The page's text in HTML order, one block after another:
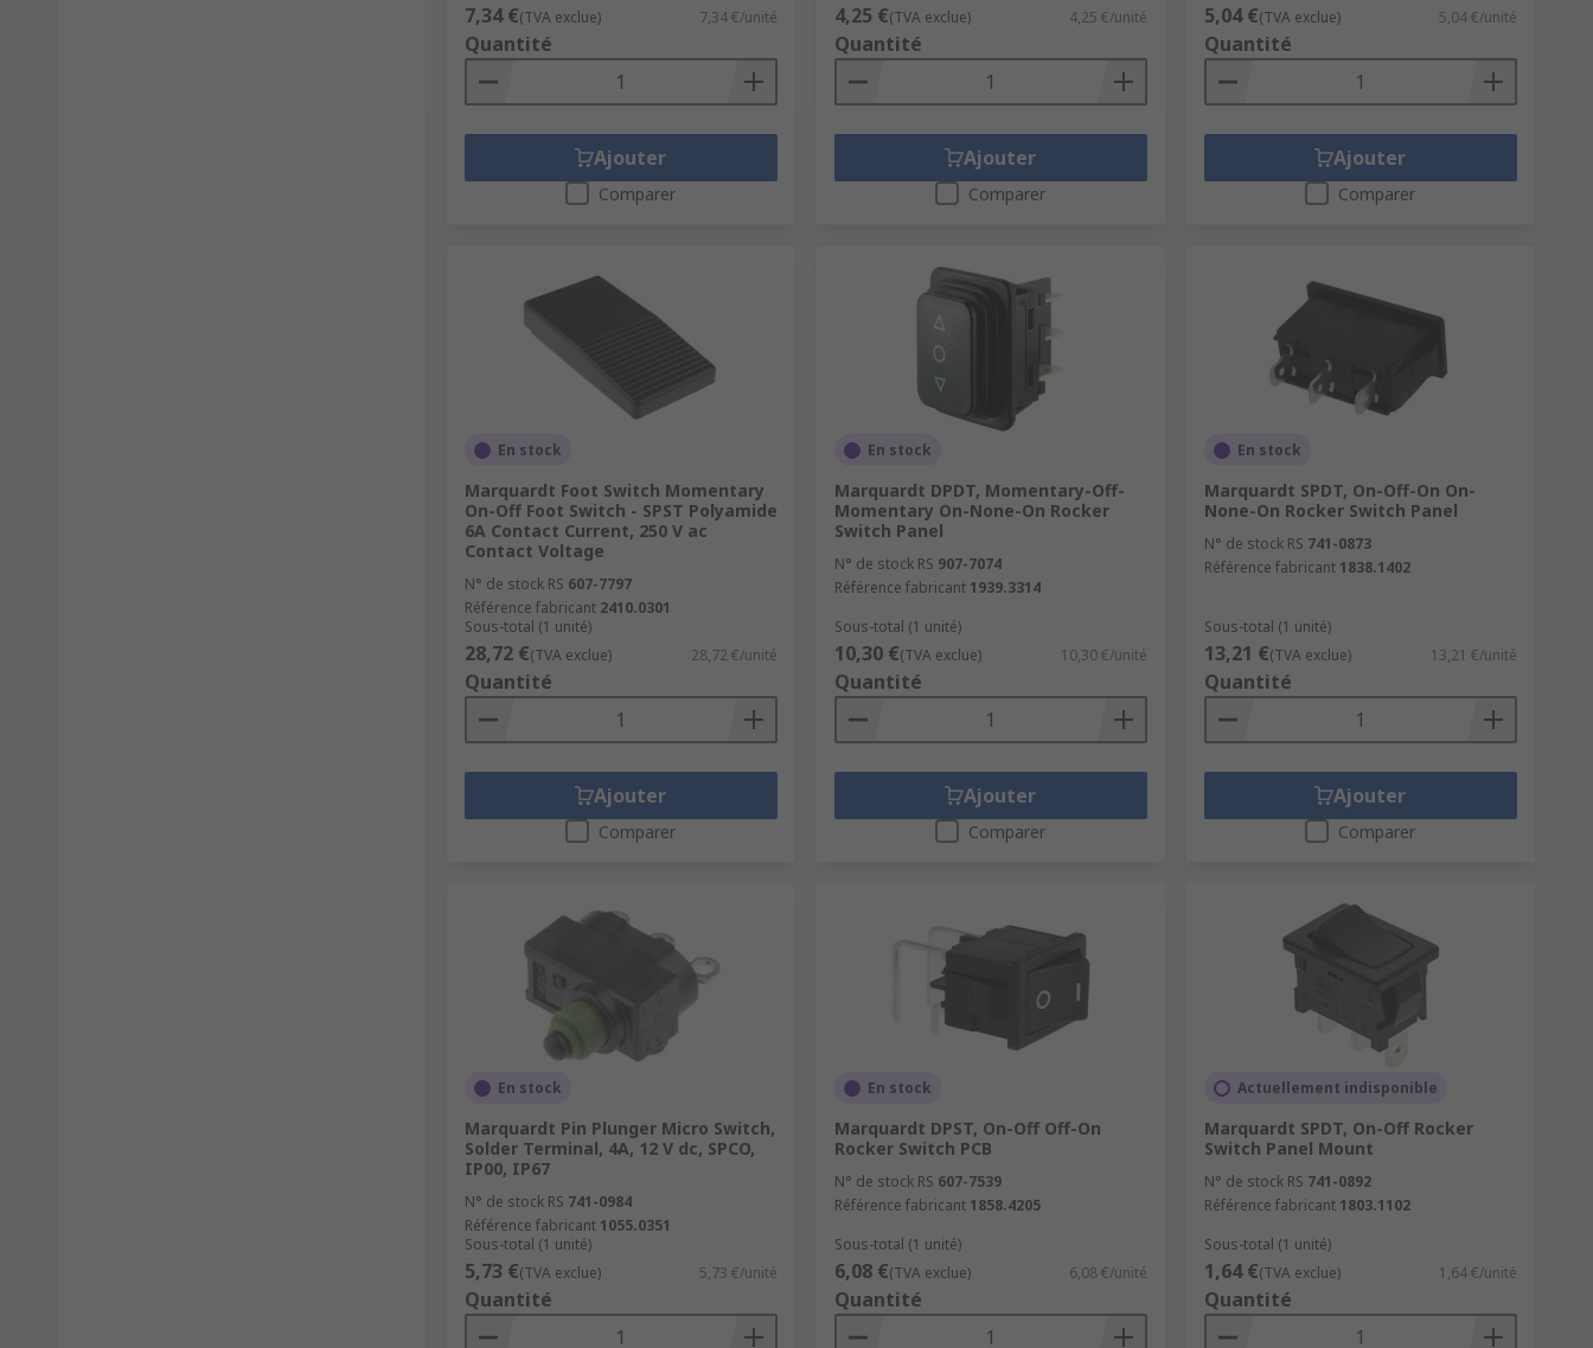
7,34 €(TVA exclue) 7,34 €/unité
Quantité
Ajouter
Comparer
4,25 €(TVA exclue) 4,25 €/unité
Quantité
Ajouter
Comparer
5,04 €(TVA exclue) 5,04 €/unité
Quantité
Ajouter
Comparer
En stock
Marquardt Foot Switch Momentary
On-Off Foot Switch - SPST Polyamide
6A Contact Current, 250 V ac
Contact Voltage
N° de stock RS 607-7797
Référence fabricant 2410.0301
Sous-total (1 unité)
28,72 €(TVA exclue) 28,72 €/unité
Quantité
Ajouter
Comparer
En stock
Marquardt DPDT, Momentary-Off-
Momentary On-None-On Rocker
Switch Panel
N° de stock RS 907-7074
Référence fabricant 1939.3314
Sous-total (1 unité)
10,30 €(TVA exclue) 10,30 €/unité
Quantité
Ajouter
Comparer
En stock
Marquardt SPDT, On-Off-On On-
None-On Rocker Switch Panel
N° de stock RS 741-0873
Référence fabricant 1838.1402
Sous-total (1 unité)
13,21 €(TVA exclue) 13,21 €/unité
Quantité
Ajouter
Comparer
En stock
Marquardt Pin Plunger Micro Switch,
Solder Terminal, 4A, 12 V dc, SPCO,
IP00, IP67
N° de stock RS 741-0984
Référence fabricant 1055.0351
Sous-total (1 unité)
5,73 €(TVA exclue) 5,73 €/unité
Quantité
En stock
Marquardt DPST, On-Off Off-On
Rocker Switch PCB
N° de stock RS 607-7539
Référence fabricant 1858.4205
Sous-total (1 unité)
6,08 €(TVA exclue) 6,08 €/unité
Quantité
Actuellement indisponible
Marquardt SPDT, On-Off Rocker
Switch Panel Mount
N° de stock RS 741-0892
Référence fabricant 1803.1102
Sous-total (1 unité)
1,64 €(TVA exclue) 1,64 €/unité
Quantité